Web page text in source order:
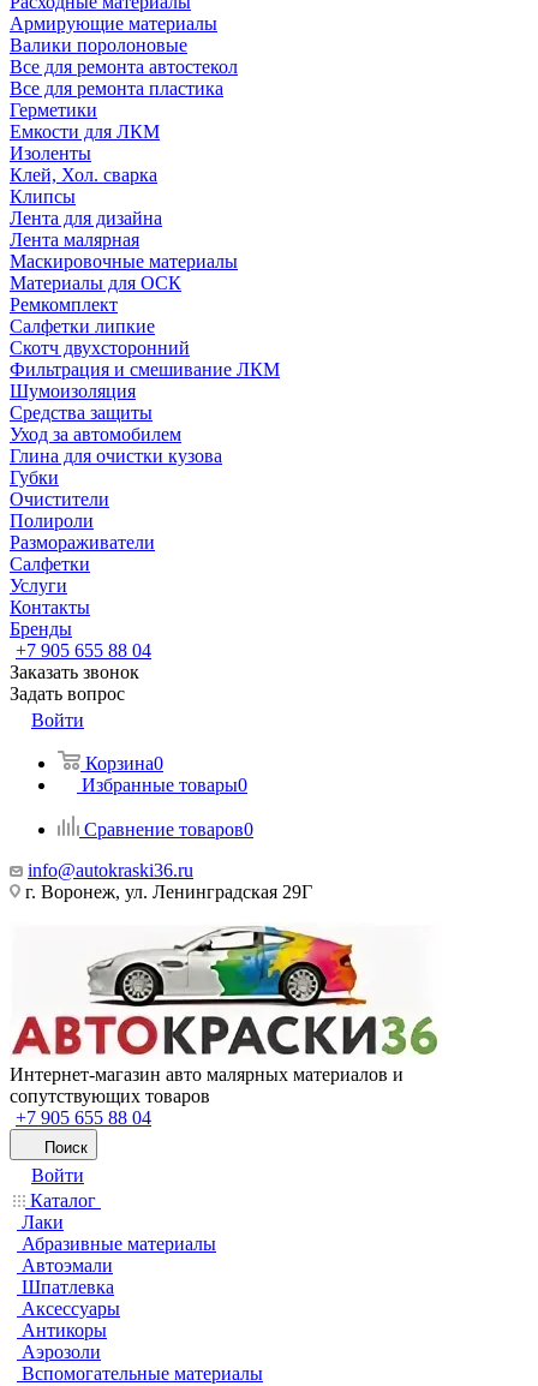
Армирующие материалы
Валики поролоновые
Все для ремонта автостекол
Все для ремонта пластика
Герметики
Емкости для ЛКМ
Изоленты
Клей, Хол. сварка
Клипсы
Лента для дизайна
Лента малярная
Маскировочные материалы
Материалы для ОСК
Ремкомплект
Салфетки липкие
Скотч двухсторонний
Фильтрация и смешивание ЛКМ
Шумоизоляция
Средства защиты
Уход за автомобилем
Глина для очистки кузова
Губки
Очистители
Полироли
Размораживатели
Салфетки
Услуги
Контакты
Бренды
+7 905 655 88 04
Заказать звонок
Задать вопрос
Войти
Корзина0
Избранные товары0
Сравнение товаров0
info@autokraski36.ru
г. Воронеж, ул. Ленинградская 29Г
Интернет-магазин авто малярных материалов и
сопутствующих товаров
+7 905 655 88 04
Поиск
Войти
Каталог
Лаки
Абразивные материалы
Автоэмали
Шпатлевка
Аксессуары
Антикоры
Аэрозоли
Вспомогательные материалы